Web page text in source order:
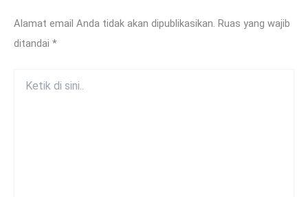
Alamat email Anda tidak akan dipublikasikan. Ruas yang wajib
ditandai *